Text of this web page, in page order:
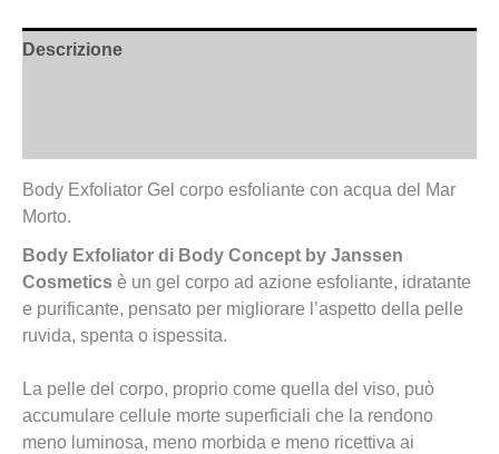
Descrizione
Body Exfoliator Gel corpo esfoliante con acqua del Mar
Morto.
Body Exfoliator di Body Concept by Janssen
Cosmetics è un gel corpo ad azione esfoliante, idratante
e purificante, pensato per migliorare l’aspetto della pelle
ruvida, spenta o ispessita.
La pelle del corpo, proprio come quella del viso, può
accumulare cellule morte superficiali che la rendono
meno luminosa, meno morbida e meno ricettiva ai